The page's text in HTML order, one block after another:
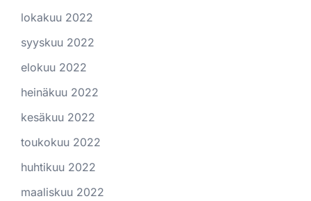
lokakuu 2022
syyskuu 2022
elokuu 2022
heinäkuu 2022
kesäkuu 2022
toukokuu 2022
huhtikuu 2022
maaliskuu 2022